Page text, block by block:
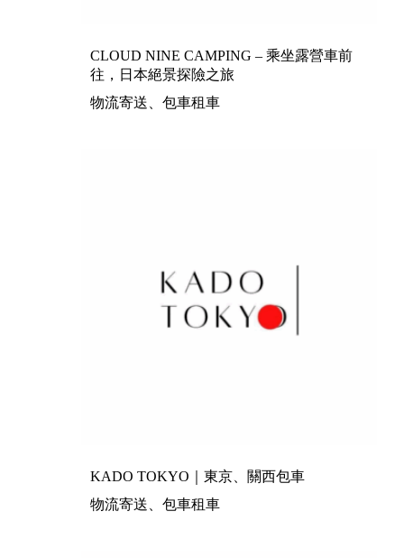
CLOUD NINE CAMPING – 乘坐露營車前
往，日本絕景探險之旅
物流寄送、包車租車
KADO TOKYO｜東京、關西包車
物流寄送、包車租車